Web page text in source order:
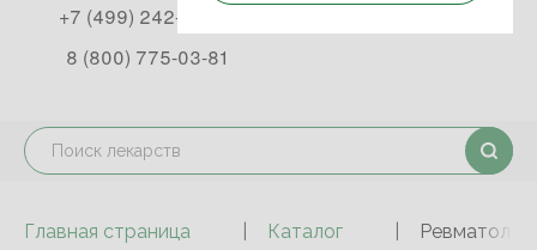
+7 (499) 242-90-85
8 (800) 775-03-81
Главная страница Каталог